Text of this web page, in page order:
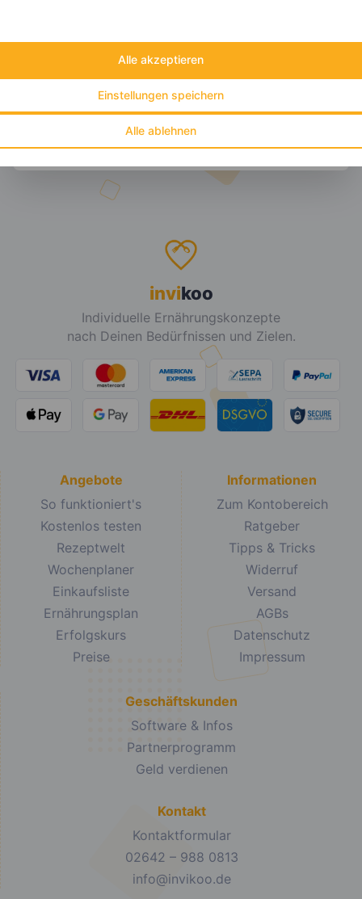
Alle ablehnen
Einstellungen speichern
Alle akzeptieren
invikoo
Individuelle Ernährungskonzepte
nach Deinen Bedürfnissen und Zielen.
Angebote
So funktioniert's
Kostenlos testen
Rezeptwelt
Wochenplaner
Einkaufsliste
Ernährungsplan
Erfolgskurs
Preise
Informationen
Zum Kontobereich
Ratgeber
Tipps & Tricks
Widerruf
Versand
AGBs
Datenschutz
Impressum
Geschäftskunden
Software & Infos
Partnerprogramm
Geld verdienen
Kontakt
Kontaktformular
02642 – 988 0813
info@invikoo.de